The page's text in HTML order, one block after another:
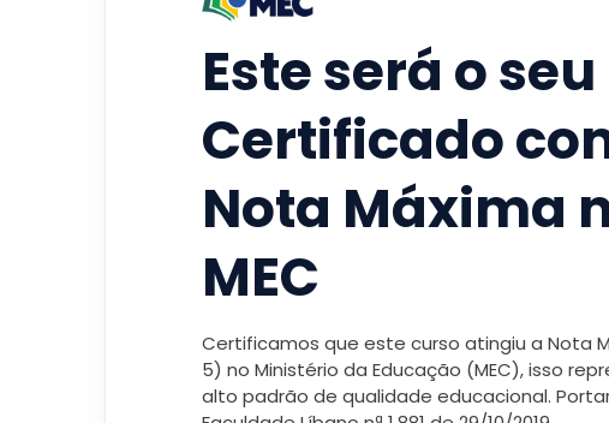
Este será o seu
Certificado
Nota Máxima
MEC
Certificamos que este curso atingiu a Nota
5) no Ministério da Educação (MEC), isso
alto padrão de qualidade educacional.